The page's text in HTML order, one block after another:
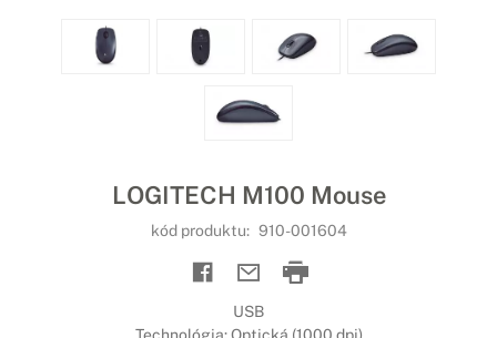
LOGITECH M100 Mouse
kód produktu: 910-001604
USB